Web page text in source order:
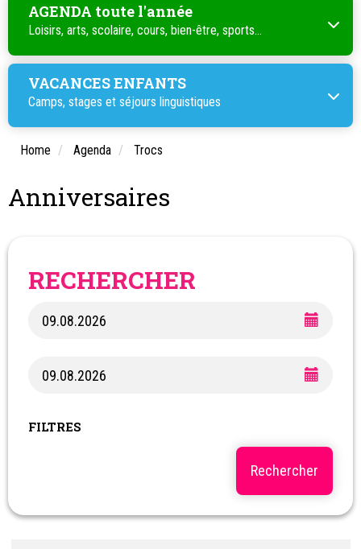
AGENDA toute l'année
Loisirs, arts, scolaire, cours, bien-être, sports...
VACANCES ENFANTS
Camps, stages et séjours linguistiques
Home Agenda Trocs
Anniversaires
RECHERCHER
FILTRES